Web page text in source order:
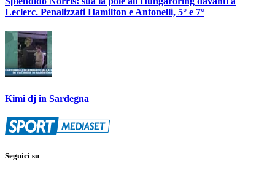
Leclerc. Penalizzati Hamilton e Antonelli, 5° e 7°
Kimi dj in Sardegna
Seguici su